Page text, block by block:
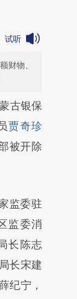
试听
财物、
第三方
章
总结
文细致
古银保
贾奇珍
被开除
监委驻
监委消
长陈志
长宋建
纪宁，